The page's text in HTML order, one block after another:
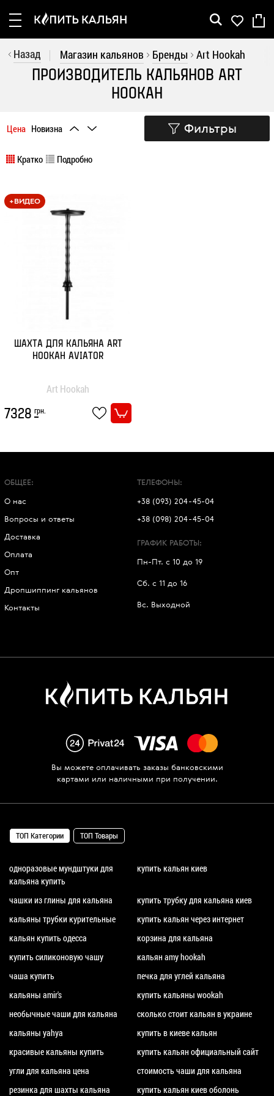
Рус
Укр
Кальяны
Колбы
Аксессуары
Акции
Покупателю
Назад Магазин кальянов Бренды Art Hookah
ПРОИЗВОДИТЕЛЬ КАЛЬЯНОВ ART
HOOKAH
Цена Новизна Фильтры
Кратко Подробно
+ВИДЕО
ШАХТА ДЛЯ КАЛЬЯНА ART
HOOKAH AVIATOR
Art Hookah
7328 грн.
ОБЩЕЕ:
О нас
Вопросы и ответы
Доставка
Оплата
Опт
Дропшиппинг кальянов
Контакты
ТЕЛЕФОНЫ:
+38 (093) 204-45-04
+38 (098) 204-45-04
ГРАФИК РАБОТЫ:
Пн-Пт. с 10 до 19
Сб. с 11 до 16
Вс. Выходной
Вы можете оплачивать заказы банковскими
картами или наличными при получении.
ТОП Категории ТОП Товары
одноразовые мундштуки для
кальяна купить
купить кальян киев
чашки из глины для кальяна
купить трубку для кальяна киев
кальяны трубки курительные
купить кальян через интернет
кальян купить одесса
корзина для кальяна
купить силиконовую чашу
кальян amy hookah
чаша купить
печка для углей кальяна
кальяны amir's
купить кальяны wookah
необычные чаши для кальяна
сколько стоит кальян в украине
кальяны yahya
купить в киеве кальян
красивые кальяны купить
купить кальян официальный сайт
угли для кальяна цена
стоимость чаши для кальяна
резинка для шахты кальяна
купить кальян киев оболонь